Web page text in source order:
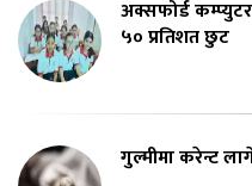
अक्सफोर्ड
५० प्रतिशत छुट
गुल्मीमा करेन्ट